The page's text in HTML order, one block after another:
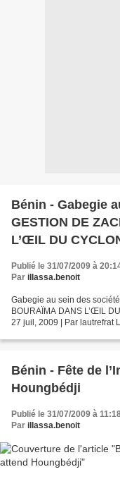
Bénin - Gabegie
GESTION DE
L’ŒIL DU
Publié le 31/07/2009 à
Par illassa.benoit
Gabegie au sein des
BOURAÏMA DANS L’ŒIL
27 juil, 2009 | Par lautrefrat
Bénin - Fête de
Houngbédji
Publié le 31/07/2009 à
Par illassa.benoit